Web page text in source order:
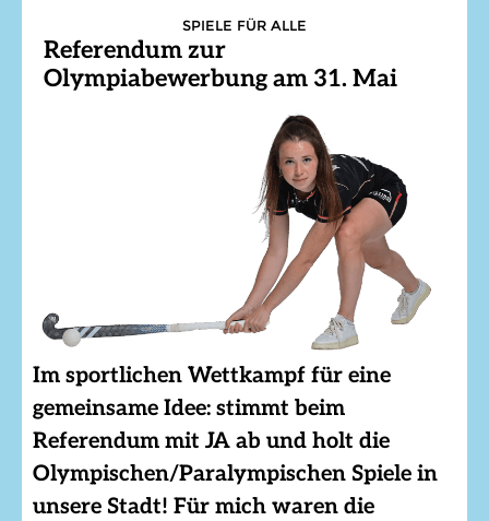
SPIELE FÜR ALLE
Referendum zur
Olympiabewerbung am 31. Mai
Im sportlichen Wettkampf für eine
gemeinsame Idee: stimmt beim
Referendum mit JA ab und holt die
Olympischen/Paralympischen Spiele in
unsere Stadt! Für mich waren die